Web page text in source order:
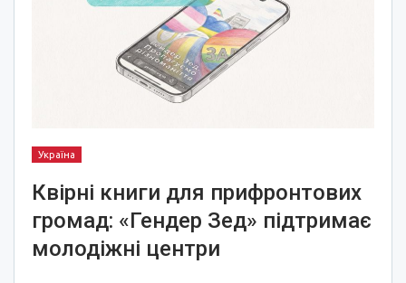
Україна
Квірні книги для прифронтових
громад: «Гендер Зед» підтримає
молодіжні центри